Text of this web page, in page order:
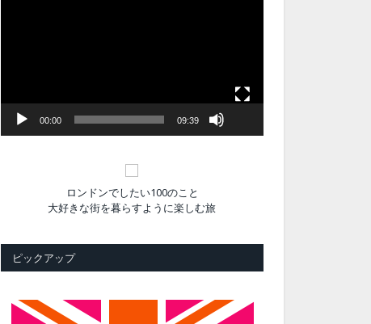
00:00 09:39
ロンドンでしたい100のこと
大好きな街を暮らすように楽しむ旅
ピックアップ